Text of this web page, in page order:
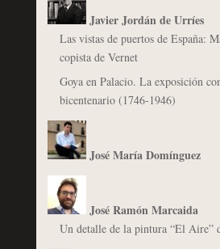
Javier Jordán de Urríes
Las vistas de puertos de España:
copista de Vernet
Goya en Palacio. La exposición
bicentenario (1746-1946)
José María Domínguez
José Ramón Marcaida
Un detalle de la pintura “El Aire”